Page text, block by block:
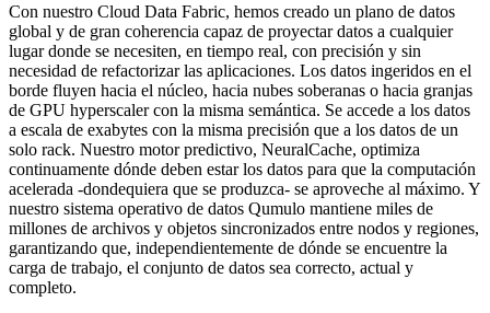
Con nuestro Cloud Data Fabric, hemos creado un plano de datos
global y de gran coherencia capaz de proyectar datos a cualquier
lugar donde se necesiten, en tiempo real, con precisión y sin
necesidad de refactorizar las aplicaciones. Los datos ingeridos en el
borde fluyen hacia el núcleo, hacia nubes soberanas o hacia granjas
de GPU hyperscaler con la misma semántica. Se accede a los datos
a escala de exabytes con la misma precisión que a los datos de un
solo rack. Nuestro motor predictivo, NeuralCache, optimiza
continuamente dónde deben estar los datos para que la computación
acelerada -dondequiera que se produzca- se aproveche al máximo. Y
nuestro sistema operativo de datos Qumulo mantiene miles de
millones de archivos y objetos sincronizados entre nodos y regiones,
garantizando que, independientemente de dónde se encuentre la
carga de trabajo, el conjunto de datos sea correcto, actual y
completo.